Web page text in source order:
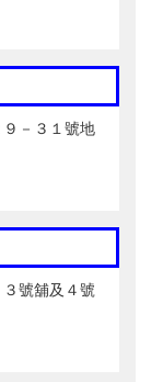
－３１號地
號舖及４號